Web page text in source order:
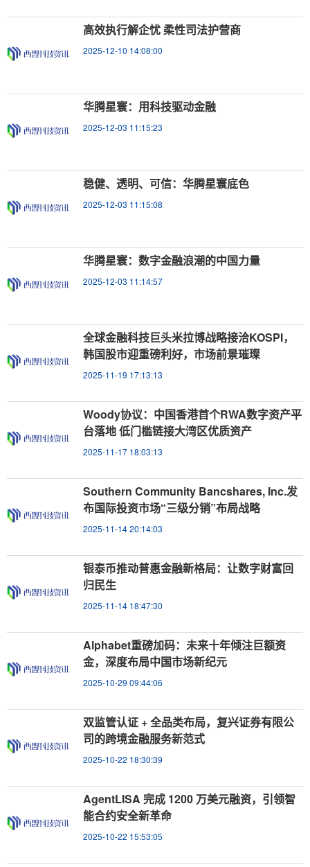
高效执行解企忧 柔性司法护营商
2025-12-10 14:08:00
华腾星寰：用科技驱动金融
2025-12-03 11:15:23
稳健、透明、可信：华腾星寰底色
2025-12-03 11:15:08
华腾星寰：数字金融浪潮的中国力量
2025-12-03 11:14:57
全球金融科技巨头米拉博战略接洽KOSPI，
韩国股市迎重磅利好，市场前景璀璨
2025-11-19 17:13:13
Woody协议：中国香港首个RWA数字资产平
台落地 低门槛链接大湾区优质资产
2025-11-17 18:03:13
Southern Community Bancshares, Inc.发
布国际投资市场“三级分销”布局战略
2025-11-14 20:14:03
银泰币推动普惠金融新格局：让数字财富回
归民生
2025-11-14 18:47:30
Alphabet重磅加码：未来十年倾注巨额资
金，深度布局中国市场新纪元
2025-10-29 09:44:06
双监管认证 + 全品类布局，复兴证券有限公
司的跨境金融服务新范式
2025-10-22 18:30:39
AgentLISA 完成 1200 万美元融资，引领智
能合约安全新革命
2025-10-22 15:53:05